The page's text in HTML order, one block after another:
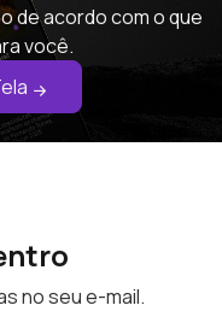
de acordo com o que
você.
no seu e-mail.